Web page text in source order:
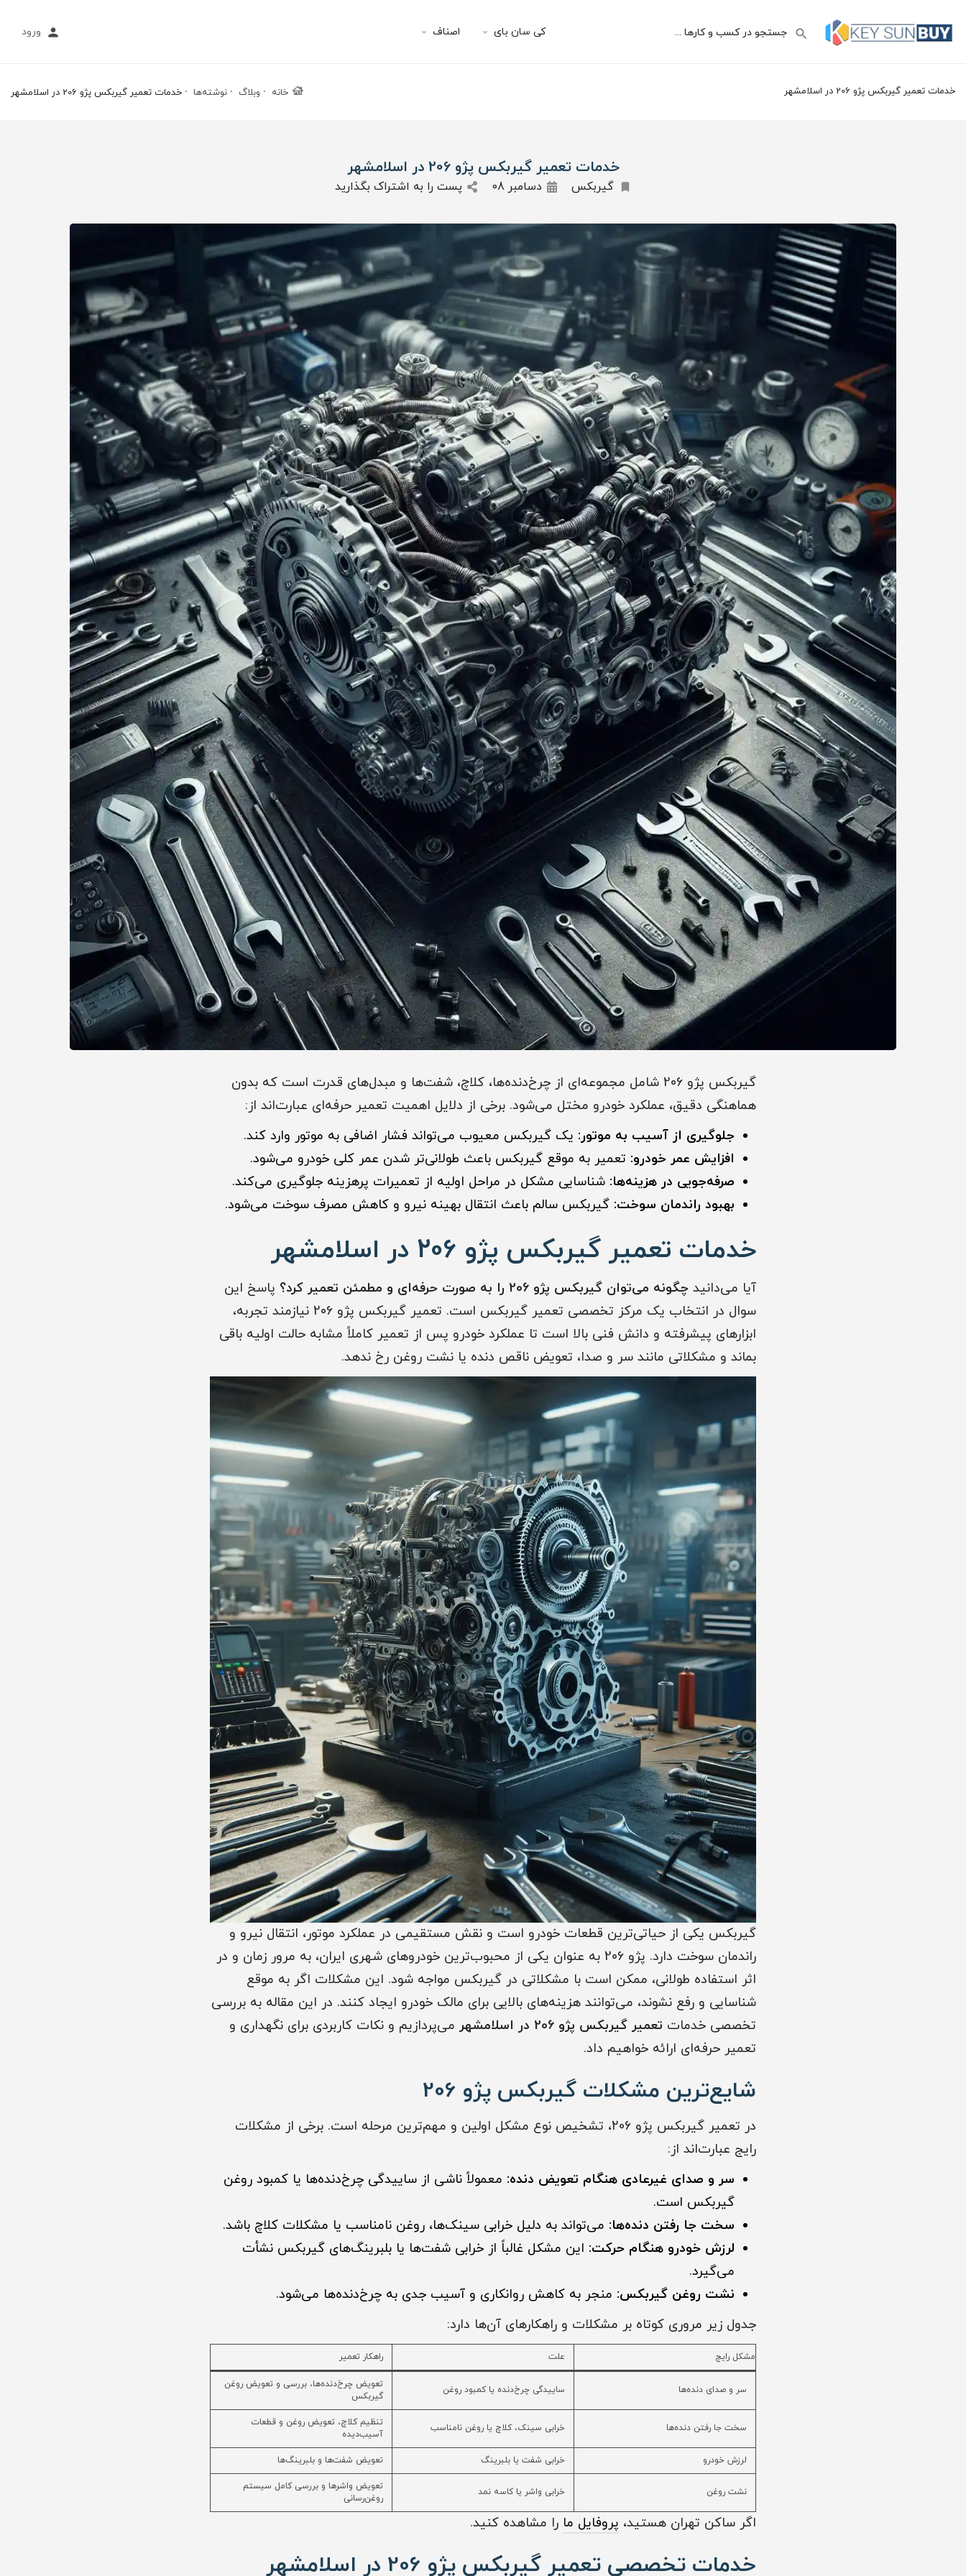
کی سان بای اصناف ورود
خدمات تعمیر گیربکس پژو 206 در اسلامشهر خانه وبلاگ نوشته‌ها خدمات تعمیر گیربکس پژو 206 در اسلامشهر
خدمات تعمیر گیربکس پژو 206 در اسلامشهر
گیربکس دسامبر 08 پست را به اشتراک بگذارید
گیربکس پژو 206 شامل مجموعه‌ای از چرخ‌دنده‌ها، کلاچ، شفت‌ها و مبدل‌های قدرت است که بدون
هماهنگی دقیق، عملکرد خودرو مختل می‌شود. برخی از دلایل اهمیت تعمیر حرفه‌ای عبارت‌اند از:
جلوگیری از آسیب به موتور: یک گیربکس معیوب می‌تواند فشار اضافی به موتور وارد کند.
افزایش عمر خودرو: تعمیر به موقع گیربکس باعث طولانی‌تر شدن عمر کلی خودرو می‌شود.
صرفه‌جویی در هزینه‌ها: شناسایی مشکل در مراحل اولیه از تعمیرات پرهزینه جلوگیری می‌کند.
بهبود راندمان سوخت: گیربکس سالم باعث انتقال بهینه نیرو و کاهش مصرف سوخت می‌شود.
خدمات تعمیر گیربکس پژو 206 در اسلامشهر
آیا می‌دانید چگونه می‌توان گیربکس پژو 206 را به صورت حرفه‌ای و مطمئن تعمیر کرد؟
پاسخ این
سوال در انتخاب یک مرکز تخصصی تعمیر گیربکس است. تعمیر گیربکس پژو 206 نیازمند تجربه،
ابزارهای پیشرفته و دانش فنی بالا است تا عملکرد خودرو پس از تعمیر کاملاً مشابه حالت اولیه باقی
بماند و مشکلاتی مانند سر و صدا، تعویض ناقص دنده یا نشت روغن رخ ندهد.
گیربکس یکی از حیاتی‌ترین قطعات خودرو است و نقش مستقیمی در عملکرد موتور، انتقال نیرو و
راندمان سوخت دارد. پژو 206 به عنوان یکی از محبوب‌ترین خودروهای شهری ایران، به مرور زمان و در
اثر استفاده طولانی، ممکن است با مشکلاتی در گیربکس مواجه شود. این مشکلات اگر به موقع
شناسایی و رفع نشوند، می‌توانند هزینه‌های بالایی برای مالک خودرو ایجاد کنند. در این مقاله به بررسی
تخصصی خدمات تعمیر گیربکس پژو 206 در اسلامشهر
می‌پردازیم و نکات کاربردی برای نگهداری و
تعمیر حرفه‌ای ارائه خواهیم داد.
شایع‌ترین مشکلات گیربکس پژو 206
در تعمیر گیربکس پژو 206، تشخیص نوع مشکل اولین و مهم‌ترین مرحله است. برخی از مشکلات
رایج عبارت‌اند از:
سر و صدای غیرعادی هنگام تعویض دنده: معمولاً ناشی از ساییدگی چرخ‌دنده‌ها یا کمبود روغن
گیربکس است.
سخت جا رفتن دنده‌ها: می‌تواند به دلیل خرابی سینک‌ها، روغن نامناسب یا مشکلات کلاچ باشد.
لرزش خودرو هنگام حرکت: این مشکل غالباً از خرابی شفت‌ها یا بلبرینگ‌های گیربکس نشأت
می‌گیرد.
نشت روغن گیربکس: منجر به کاهش روانکاری و آسیب جدی به چرخ‌دنده‌ها می‌شود.
جدول زیر مروری کوتاه بر مشکلات و راهکارهای آن‌ها دارد:
مشکل رایج علت راهکار تعمیر
سر و صدای دنده‌ها ساییدگی چرخ‌دنده یا کمبود روغن
تعویض چرخ‌دنده‌ها، بررسی و تعویض روغن
گیربکس
سخت جا رفتن دنده‌ها خرابی سینک، کلاچ یا روغن نامناسب
تنظیم کلاچ، تعویض روغن و قطعات
آسیب‌دیده
لرزش خودرو خرابی شفت یا بلبرینگ تعویض شفت‌ها و بلبرینگ‌ها
نشت روغن خرابی واشر یا کاسه نمد
تعویض واشرها و بررسی کامل سیستم
روغن‌رسانی
اگر ساکن تهران هستید، پروفایل ما را مشاهده کنید.
خدمات تخصصی تعمیر گیربکس پژو 206 در اسلامشهر